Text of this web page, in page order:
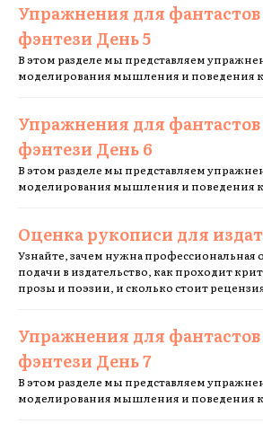
Упражнения для фантастов
фэнтези День 5
В этом разделе мы представляем
моделирования мышления и поведения
Упражнения для фантастов
фэнтези День 6
В этом разделе мы представляем
моделирования мышления и поведения
Оценка рукописи для
Узнайте, зачем нужна профессиональная
подачи в издательство, как проходит
прозы и поэзии, и сколько стоит
Упражнения для фантастов
фэнтези День 7
В этом разделе мы представляем
моделирования мышления и поведения